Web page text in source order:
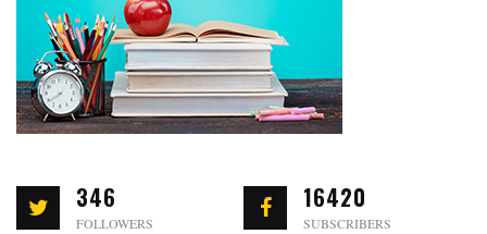
346
FOLLOWERS
16420
SUBSCRIBERS